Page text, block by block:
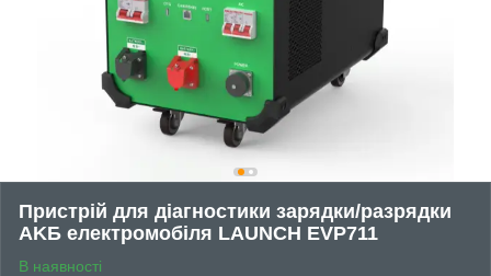
Пристрій для діагностики зapядки/paзpядки
AKБ електромобіля LAUNCH EVP711
В наявності